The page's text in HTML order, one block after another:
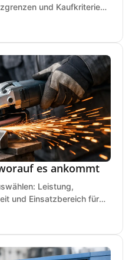
und Kaufkriterien
es ankommt
Leistung,
und Einsatzbereich für